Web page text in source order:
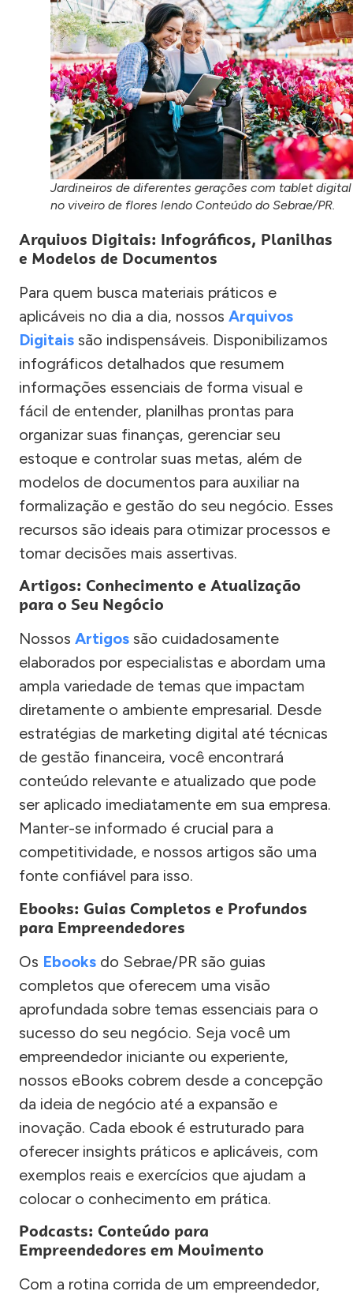
Jardineiros de diferentes gerações com tablet digital
no viveiro de flores lendo Conteúdo do Sebrae/PR.
Arquivos Digitais: Infográficos, Planilhas
e Modelos de Documentos
Para quem busca materiais práticos e
aplicáveis no dia a dia, nossos Arquivos
Digitais são indispensáveis. Disponibilizamos
infográficos detalhados que resumem
informações essenciais de forma visual e
fácil de entender, planilhas prontas para
organizar suas finanças, gerenciar seu
estoque e controlar suas metas, além de
modelos de documentos para auxiliar na
formalização e gestão do seu negócio. Esses
recursos são ideais para otimizar processos e
tomar decisões mais assertivas.
Artigos: Conhecimento e Atualização
para o Seu Negócio
Nossos Artigos são cuidadosamente
elaborados por especialistas e abordam uma
ampla variedade de temas que impactam
diretamente o ambiente empresarial. Desde
estratégias de marketing digital até técnicas
de gestão financeira, você encontrará
conteúdo relevante e atualizado que pode
ser aplicado imediatamente em sua empresa.
Manter-se informado é crucial para a
competitividade, e nossos artigos são uma
fonte confiável para isso.
Ebooks: Guias Completos e Profundos
para Empreendedores
Os Ebooks do Sebrae/PR são guias
completos que oferecem uma visão
aprofundada sobre temas essenciais para o
sucesso do seu negócio. Seja você um
empreendedor iniciante ou experiente,
nossos eBooks cobrem desde a concepção
da ideia de negócio até a expansão e
inovação. Cada ebook é estruturado para
oferecer insights práticos e aplicáveis, com
exemplos reais e exercícios que ajudam a
colocar o conhecimento em prática.
Podcasts: Conteúdo para
Empreendedores em Movimento
Com a rotina corrida de um empreendedor,